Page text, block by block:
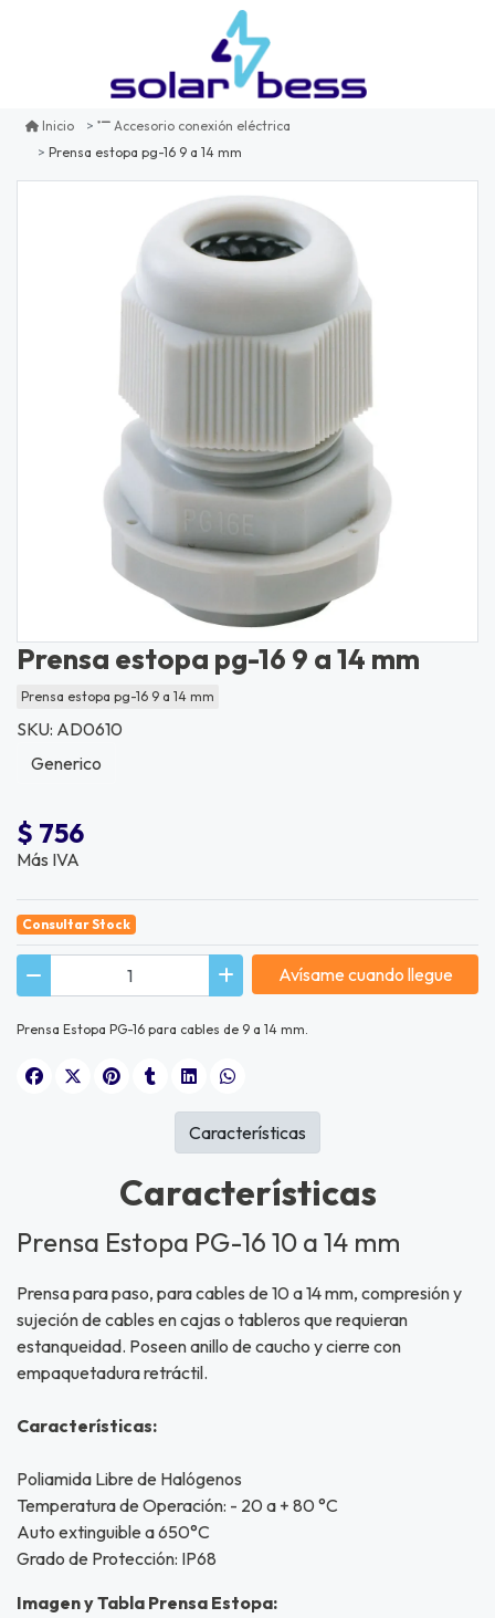
Inicio
Accesorio conexión eléctrica
Prensa estopa pg-16 9 a 14 mm
Prensa estopa pg-16 9 a 14 mm
Prensa estopa pg-16 9 a 14 mm
SKU: AD0610
Generico
$ 756
Más IVA
Consultar Stock
Avísame cuando llegue
Prensa Estopa PG-16 para cables de 9 a 14 mm.
Características
Prensa Estopa PG-16 10 a 14 mm
Prensa para paso, para cables de 10 a 14 mm, compresión y
sujeción de cables en cajas o tableros que requieran
estanqueidad. Poseen anillo de caucho y cierre con
empaquetadura retráctil.
Características:
Poliamida Libre de Halógenos
Temperatura de Operación: - 20 a + 80 °C
Auto extinguible a 650°C
Grado de Protección: IP68
Imagen y Tabla Prensa Estopa:
Características